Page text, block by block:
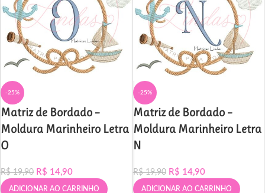
-25%
Matriz de Bordado –
Moldura Marinheiro Letra
O
R$19,90 R$ 14,90
ADICIONAR AO CARRINHO
-25%
Matriz de Bordado –
Moldura Marinheiro Letra
N
R$19,90 R$ 14,90
ADICIONAR AO CARRINHO